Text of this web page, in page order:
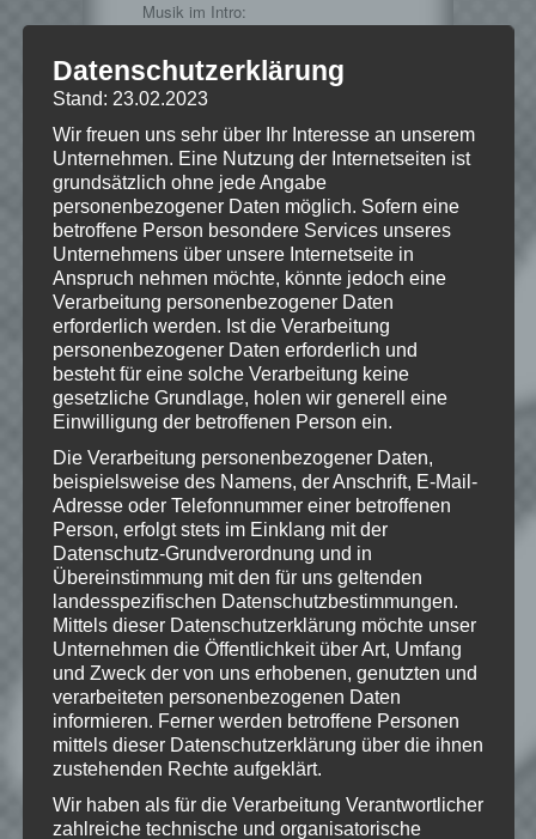
Musik im Intro:
Vielen Dank für die Erlaubnis 🙂
© 2002-2013 Take-Two Interactive
Software and its subsidiaries. BioShock,
2K Games, the 2K Games logo, and
Take-Two Interactive Software are all
trademarks and/or registered trademarks
of Take-Two Interactive Software, Inc. All
Rights Reserved
Wie gefällt dir dieser Beitrag?
Klicke hier und lasse
eine Bewertung da!
Schreibe einen Kommentar
Deine E-Mail-Adresse wird nicht
veröffentlicht. Erforderliche Felder
sind mit*markiert
Kommentar*
Datenschutzerklärung
Stand: 23.02.2023
Wir freuen uns sehr über Ihr Interesse an unserem
Unternehmen. Eine Nutzung der Internetseiten ist
grundsätzlich ohne jede Angabe
personenbezogener Daten möglich. Sofern eine
betroffene Person besondere Services unseres
Unternehmens über unsere Internetseite in
Anspruch nehmen möchte, könnte jedoch eine
Verarbeitung personenbezogener Daten
erforderlich werden. Ist die Verarbeitung
personenbezogener Daten erforderlich und
besteht für eine solche Verarbeitung keine
gesetzliche Grundlage, holen wir generell eine
Einwilligung der betroffenen Person ein.
Die Verarbeitung personenbezogener Daten,
beispielsweise des Namens, der Anschrift, E-Mail-
Adresse oder Telefonnummer einer betroffenen
Person, erfolgt stets im Einklang mit der
Datenschutz-Grundverordnung und in
Übereinstimmung mit den für uns geltenden
landesspezifischen Datenschutzbestimmungen.
Mittels dieser Datenschutzerklärung möchte unser
Unternehmen die Öffentlichkeit über Art, Umfang
und Zweck der von uns erhobenen, genutzten und
verarbeiteten personenbezogenen Daten
informieren. Ferner werden betroffene Personen
mittels dieser Datenschutzerklärung über die ihnen
zustehenden Rechte aufgeklärt.
Wir haben als für die Verarbeitung Verantwortlicher
zahlreiche technische und organisatorische